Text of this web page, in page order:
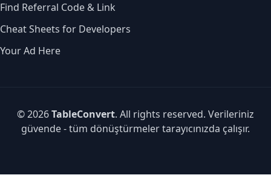
Find Referral Code & Link
Cheat Sheets for Developers
Your Ad Here
© 2026TableConvert. All rights reserved. Verileriniz
güvende - tüm dönüştürmeler tarayıcınızda çalışır.